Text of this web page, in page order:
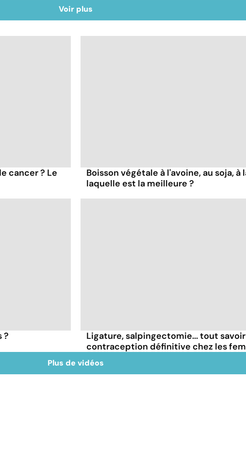
Voir plus
cancer ? Le
Boisson végétale à l'avoine, au soja, à
laquelle est la meilleure ?
?
Ligature, salpingectomie... tout
contraception définitive chez les
Plus de vidéos